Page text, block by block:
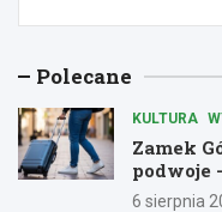
Polecane
KULTURA
Zamek
podwoje
6 sierpnia